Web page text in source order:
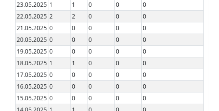
23.05.2025 1 1 0 0
0
22.05.2025 2 2 0 0
0
21.05.2025 0 0 0 0
0
20.05.2025 0 0 0 0
0
19.05.2025 0 0 0 0
0
18.05.2025 1 1 0 0
0
17.05.2025 0 0 0 0
0
16.05.2025 0 0 0 0
0
15.05.2025 0 0 0 0
0